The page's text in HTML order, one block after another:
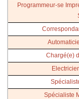
Programmeur-se
Chargé(e)
Spécialiste